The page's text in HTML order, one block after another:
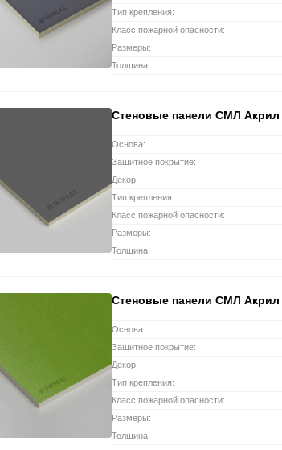
Тип крепления:
Класс пожарной опасности:
Размеры:
Толщина:
Стеновые панели СМЛ Акрил
Основа:
Защитное покрытие:
Декор:
Тип крепления:
Класс пожарной опасности:
Размеры:
Толщина:
Стеновые панели СМЛ Акрил
Основа:
Защитное покрытие:
Декор:
Тип крепления:
Класс пожарной опасности:
Размеры:
Толщина: